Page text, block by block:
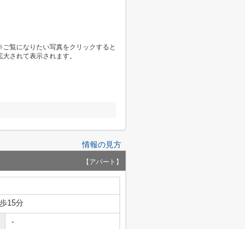
覧になりたい写真をクリックすると
大されて表示されます。
情報の見方
【アパート】
15分
-